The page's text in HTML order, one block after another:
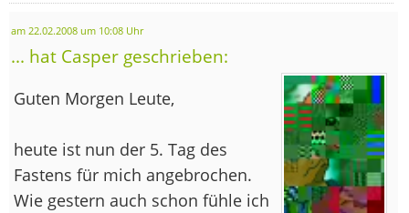
am 22.02.2008 um 10:08 Uhr
... hat Casper geschrieben:
Guten Morgen Leute,
heute ist nun der 5. Tag des
Fastens für mich angebrochen.
Wie gestern auch schon fühle ich